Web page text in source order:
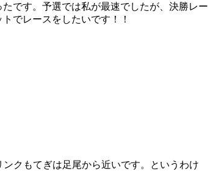
です。予選では私が最速でしたが、決勝レー
でレースをしたいです！！
クもてぎは足尾から近いです。というわけ